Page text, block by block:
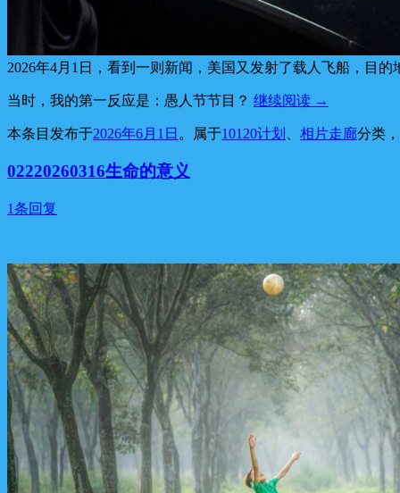
2026年4月1日，看到一则新闻，美国又发射了载人飞船，目的
当时，我的第一反应是：愚人节节目？ 继续阅读 →
本条目发布于2026年6月1日 。属于10120计划 相片走廊分类
02220260316生命的意义
1条回复